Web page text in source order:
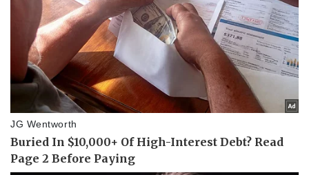
Kinh tế
Bất động sản
Khởi nghiệp
Thị trường
Giá vàng
Tiêu dùng
Tỷ giá
Giá cà phê